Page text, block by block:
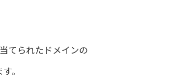
てられたドメインの
。